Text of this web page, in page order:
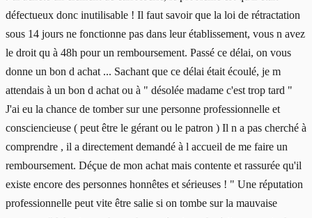
défectueux donc inutilisable ! Il faut savoir que la loi de rétractation
sous 14 jours ne fonctionne pas dans leur établissement, vous n avez
le droit qu à 48h pour un remboursement. Passé ce délai, on vous
donne un bon d achat ... Sachant que ce délai était écoulé, je m
attendais à un bon d achat ou à " désolée madame c'est trop tard "
J'ai eu la chance de tomber sur une personne professionnelle et
consciencieuse ( peut être le gérant ou le patron ) Il n a pas cherché à
comprendre , il a directement demandé à l accueil de me faire un
remboursement. Déçue de mon achat mais contente et rassurée qu'il
existe encore des personnes honnêtes et sérieuses ! " Une réputation
professionnelle peut vite être salie si on tombe sur la mauvaise